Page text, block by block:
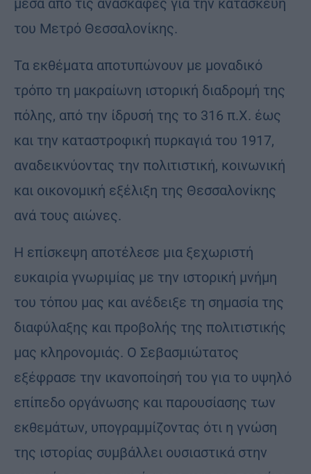
μέσα από τις ανασκαφές για την κατασκευή
του Μετρό Θεσσαλονίκης.
Τα εκθέματα αποτυπώνουν με μοναδικό
τρόπο τη μακραίωνη ιστορική διαδρομή της
πόλης, από την ίδρυσή της το 316 π.Χ. έως
και την καταστροφική πυρκαγιά του 1917,
αναδεικνύοντας την πολιτιστική, κοινωνική
και οικονομική εξέλιξη της Θεσσαλονίκης
ανά τους αιώνες.
Η επίσκεψη αποτέλεσε μια ξεχωριστή
ευκαιρία γνωριμίας με την ιστορική μνήμη
του τόπου μας και ανέδειξε τη σημασία της
διαφύλαξης και προβολής της πολιτιστικής
μας κληρονομιάς. Ο Σεβασμιώτατος
εξέφρασε την ικανοποίησή του για το υψηλό
επίπεδο οργάνωσης και παρουσίασης των
εκθεμάτων, υπογραμμίζοντας ότι η γνώση
της ιστορίας συμβάλλει ουσιαστικά στην